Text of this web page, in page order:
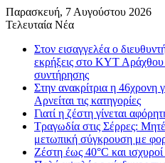
Παρασκευή, 7 Αυγούστου 2026
Τελευταία Νέα
Στον εισαγγελέα ο
εκρήξεις στο ΚΥΤ Αράχθου
συντήρησης
Στην ανακρίτρια η 46χρονη
Αρνείται τις κατηγορίες
Γιατί η ζέστη γίνεται
Τραγωδία στις Σέρρες:
μετωπική σύγκρουση με
Ζέστη έως 40°C και